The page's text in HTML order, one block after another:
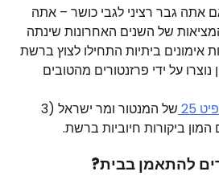
אתה גבר רציני לגבי כושר – אתה
של השנים האחרונות שינתה
אימונים ביתיות התחילו לצוץ ברשת
על ידי פרזנטורים מהטובים
25
של המנטור ומר ישראל (3
ביקורות חיוביות ברשת.
להתאמן בבית?